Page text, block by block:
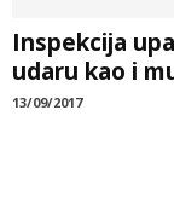
Inspekcija
udaru kao i
13/09/2017